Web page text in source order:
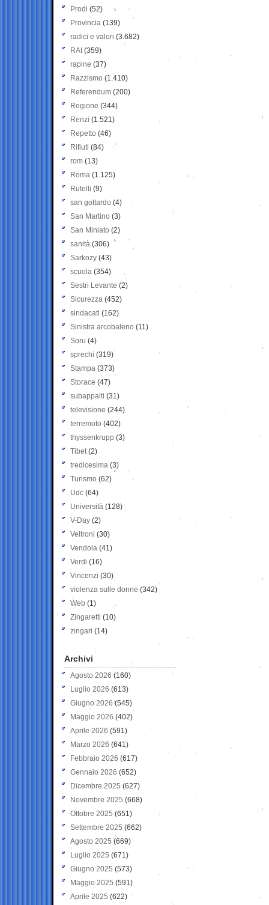
Prodi (52)
Provincia (139)
radici e valori (3.682)
RAI (359)
rapine (37)
Razzismo (1.410)
Referendum (200)
Regione (344)
Renzi (1.521)
Repetto (46)
Rifiuti (84)
rom (13)
Roma (1.125)
Rutelli (9)
san gottardo (4)
San Martino (3)
San Miniato (2)
sanità (306)
Sarkozy (43)
scuola (354)
Sestri Levante (2)
Sicurezza (452)
sindacati (162)
Sinistra arcobaleno (11)
Soru (4)
sprechi (319)
Stampa (373)
Storace (47)
subappalti (31)
televisione(244)
terremoto (402)
thyssenkrupp (3)
Tibet(2)
tredicesima (3)
Turismo (62)
Udc (64)
Università (128)
V-Day (2)
Veltroni (30)
Vendola (41)
Verdi (16)
Vincenzi (30)
violenza sulle donne (342)
Web (1)
Zingaretti (10)
zingari (14)
Archivi
Agosto 2026 (160)
Luglio 2026 (613)
Giugno 2026 (545)
Maggio 2026 (402)
Aprile 2026 (591)
Marzo 2026 (641)
Febbraio 2026 (617)
Gennaio 2026 (652)
Dicembre 2025 (627)
Novembre 2025 (668)
Ottobre 2025 (651)
Settembre 2025 (662)
Agosto 2025 (669)
Luglio 2025 (671)
Giugno 2025 (573)
Maggio 2025 (591)
Aprile 2025 (622)